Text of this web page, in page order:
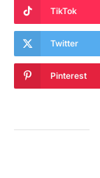
TikTok
Twitter
Pinterest